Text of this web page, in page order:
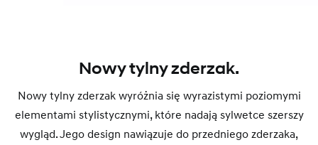
Nowy tylny zderzak.
Nowy tylny zderzak wyróżnia się wyrazistymi poziomymi
elementami stylistycznymi, które nadają sylwetce szerszy
wygląd. Jego design nawiązuje do przedniego zderzaka,